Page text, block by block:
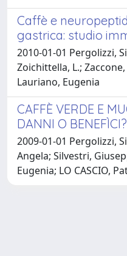
Caffè e
gastrica: studio
2010-01-01 Pergolizzi,
Zoichittella, L.;
Lauriano, Eugenia
CAFFÈ VERDE E
DANNI O BENEFÌCI?
2009-01-01 Pergolizzi,
Angela; Silvestri,
Eugenia; LO CASCIO,